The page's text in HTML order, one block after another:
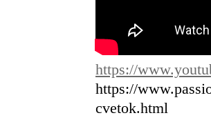
https://
https://
cvetok.html